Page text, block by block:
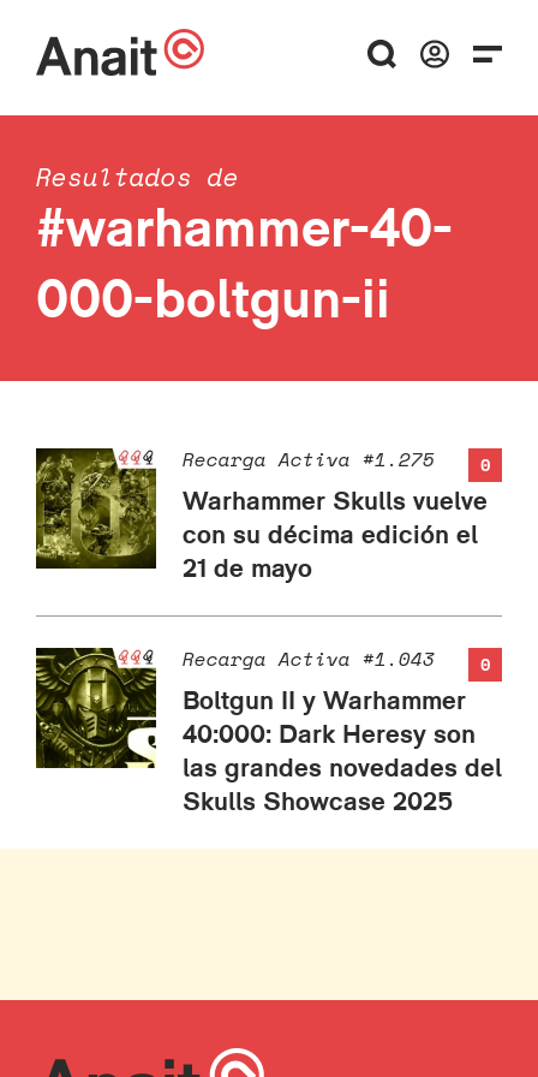
Resultados de
#warhammer-40-
000-boltgun-ii
0
Recarga Activa #1.275
Warhammer Skulls vuelve
con su décima edición el
21 de mayo
0
Recarga Activa #1.043
Boltgun II y Warhammer
40:000: Dark Heresy son
las grandes novedades del
Skulls Showcase 2025